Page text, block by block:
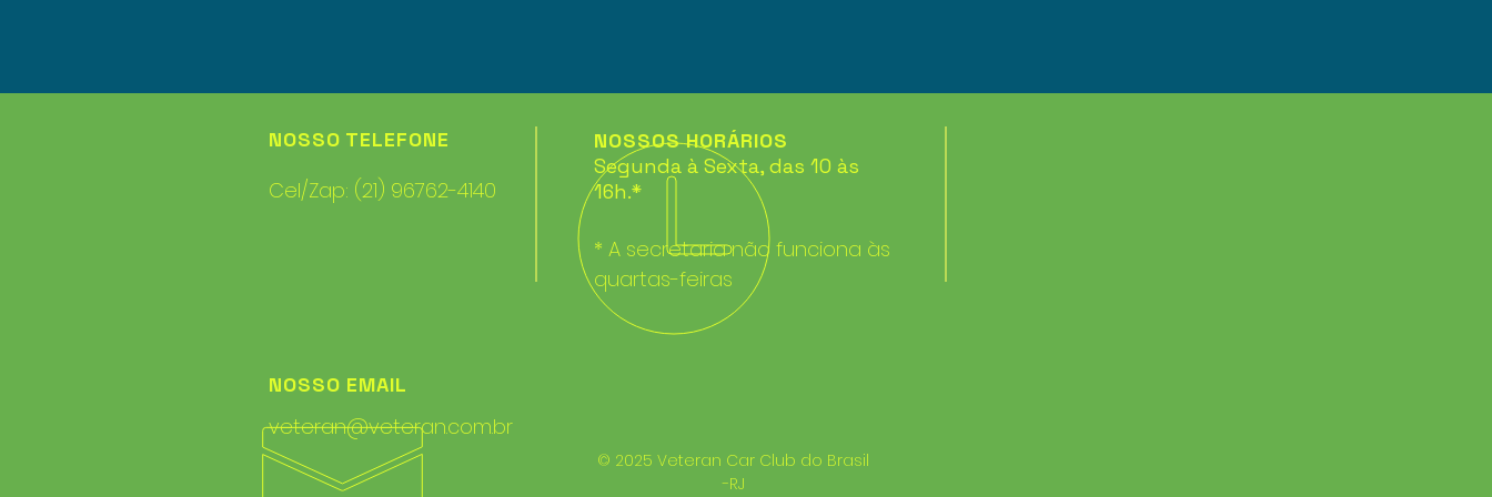
NOSSO TELEFONE
Cel/Zap: (21) 96762-4140
NOSSOS HORÁRIOS
Segunda à Sexta, das 10 às
16h.*
* A secretaria não funciona às
quartas-feiras
NOSSO EMAIL
veteran@veteran.com.br
© 2025 Veteran Car Club do Brasil
-RJ